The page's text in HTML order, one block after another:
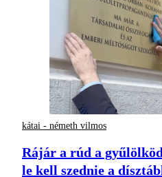
kátai - németh vilmos
Rájár a rúd a
le kell szednie a